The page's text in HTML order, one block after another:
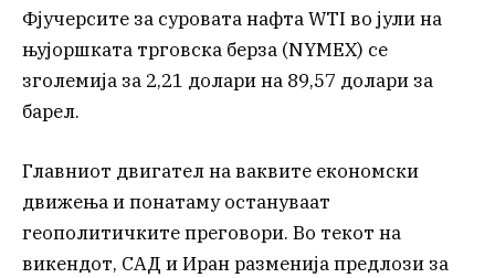
Фјучерсите за суровата нафта WTI во јули на
њујоршката трговска берза (NYMEX) се
зголемија за 2,21 долари на 89,57 долари за
барел.
Главниот двигател на ваквите економски
движења и понатаму остануваат
геополитичките преговори. Во текот на
викендот, САД и Иран разменија предлози за